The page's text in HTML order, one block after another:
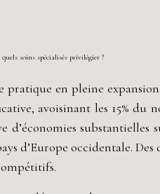
soins spécialisés privilégier ?
pratique en pleine
avoisinant les 15% du
d’économies
d’Europe occidentale.